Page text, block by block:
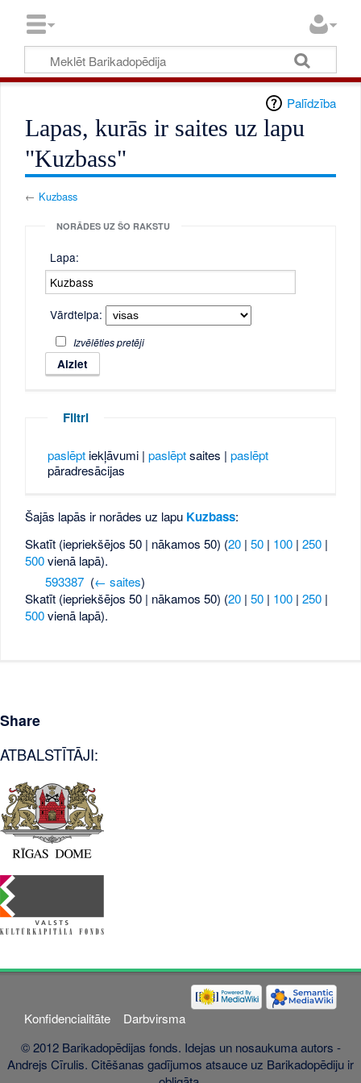
Palīdzība
Lapas, kurās ir saites uz lapu
"Kuzbass"
← Kuzbass
NORĀDES UZ ŠO RAKSTU
Lapa:
Vārdtelpa:
Izvēlēties pretēji
Filtri
paslēptiekļāvumi | paslēptsaites | paslēpt
pāradresācijas
Šajās lapās ir norādes uz lapu Kuzbass:
Skatīt (iepriekšējos 50 | nākamos 50) (20 |50 | 100 |250 |
500vienā lapā).
593387‎ (← saites)
Skatīt (iepriekšējos 50 | nākamos 50) (20 |50 | 100 |250 |
500vienā lapā).
Share
ATBALSTĪTĀJI:
Konfidencialitāte
Darbvirsma
© 2012 Barikadopēdijas fonds. Idejas un nosaukuma autors -
Andrejs Cīrulis. Citēšanas gadījumos atsauce uz Barikadopēdiju ir